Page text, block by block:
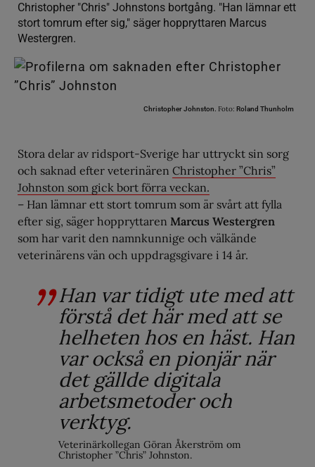
Christopher "Chris" Johnstons bortgång. "Han lämnar ett
stort tomrum efter sig," säger hoppryttaren Marcus
Westergren.
Christopher Johnston. Foto: Roland Thunholm
Stora delar av ridsport-Sverige har uttryckt sin sorg
och saknad efter veterinären Christopher ”Chris”
Johnston som gick bort förra veckan.
– Han lämnar ett stort tomrum som är svårt att fylla
efter sig, säger hoppryttaren Marcus Westergren
som har varit den namnkunnige och välkände
veterinärens vän och uppdragsgivare i 14 år.
Han var tidigt ute med att
förstå det här med att se
helheten hos en häst. Han
var också en pionjär när
det gällde digitala
arbetsmetoder och
verktyg.
Veterinärkollegan Göran Åkerström om
Christopher ”Chris” Johnston.